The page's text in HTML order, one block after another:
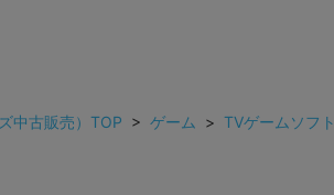
中古販売）TOP > ゲーム > TVゲームソフト